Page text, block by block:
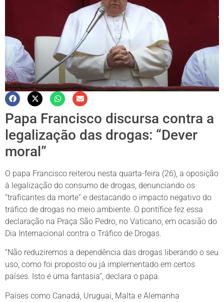
Papa Francisco discursa contra a
legalização das drogas: “Dever
moral”
O papa Francisco reiterou nesta quarta-feira (26), a oposição
à legalização do consumo de drogas, denunciando os
“traficantes da morte” e destacando o impacto negativo do
tráfico de drogas no meio ambiente. O pontífice fez essa
declaração na Praça São Pedro, no Vaticano, em ocasião do
Dia Internacional contra o Tráfico de Drogas.
“Não reduziremos a dependência das drogas liberando o seu
uso, como foi proposto ou já implementado em certos
países. Isto é uma fantasia”, declara o papa.
Países como Canadá, Uruguai, Malta e Alemanha